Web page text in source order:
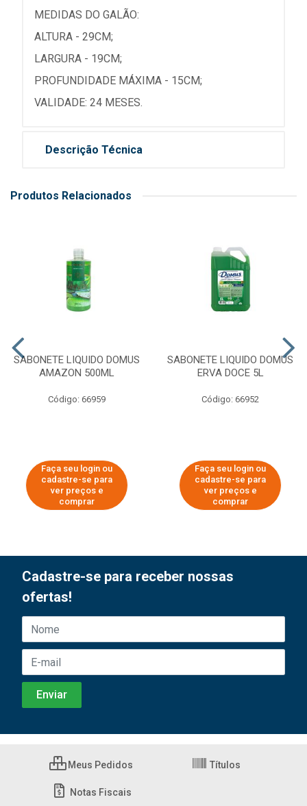
MEDIDAS DO GALÃO:
ALTURA - 29CM;
LARGURA - 19CM;
PROFUNDIDADE MÁXIMA - 15CM;
VALIDADE: 24 MESES.
Descrição Técnica
Produtos Relacionados
SABONETE LIQUIDO DOMUS
AMAZON 500ML
Código: 66959
Faça seu login ou
cadastre-se para
ver preços e
comprar
SABONETE LIQUIDO DOMUS
ERVA DOCE 5L
Código: 66952
Faça seu login ou
cadastre-se para
ver preços e
comprar
Cadastre-se para receber nossas
ofertas!
Meus Pedidos Títulos
Notas Fiscais